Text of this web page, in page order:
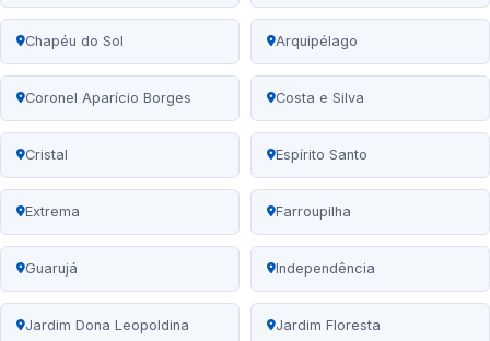
Chapéu do Sol Arquipélago
Coronel Aparício Borges Costa e Silva
Cristal Espírito Santo
Extrema Farroupilha
Guarujá Independência
Jardim Dona Leopoldina Jardim Floresta